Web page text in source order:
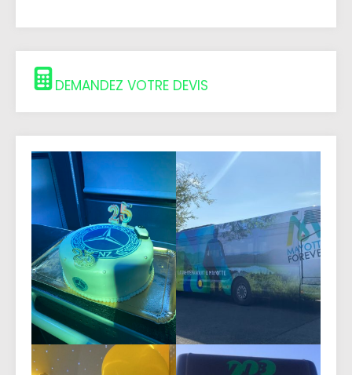
DEMANDEZ VOTRE DEVIS